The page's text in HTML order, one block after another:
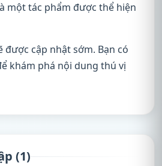
một tác phẩm được thể hiện
được cập nhật sớm. Bạn có
khám phá nội dung thú vị
(1)